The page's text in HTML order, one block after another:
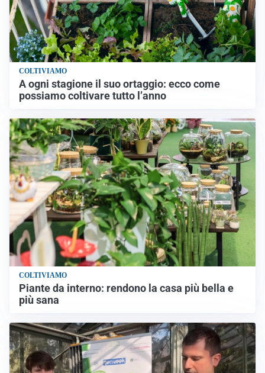
COLTIVIAMO
A ogni stagione il suo ortaggio: ecco come
possiamo coltivare tutto l’anno
COLTIVIAMO
Piante da interno: rendono la casa più bella e
più sana